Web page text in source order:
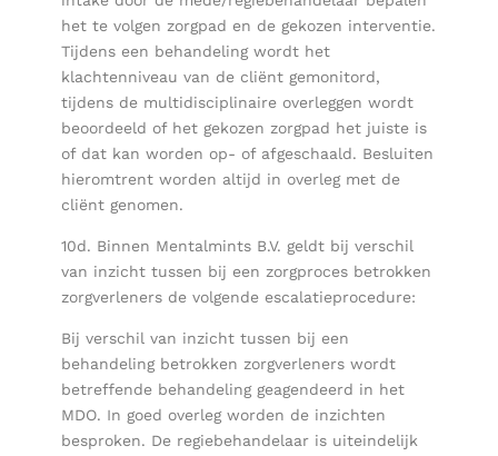
het te volgen zorgpad en de gekozen interventie.
Tijdens een behandeling wordt het
klachtenniveau van de cliënt gemonitord,
tijdens de multidisciplinaire overleggen wordt
beoordeeld of het gekozen zorgpad het juiste is
of dat kan worden op- of afgeschaald. Besluiten
hieromtrent worden altijd in overleg met de
cliënt genomen.
10d. Binnen Mentalmints B.V. geldt bij verschil
van inzicht tussen bij een zorgproces betrokken
zorgverleners de volgende escalatieprocedure:
Bij verschil van inzicht tussen bij een
behandeling betrokken zorgverleners wordt
betreffende behandeling geagendeerd in het
MDO. In goed overleg worden de inzichten
besproken. De regiebehandelaar is uiteindelijk